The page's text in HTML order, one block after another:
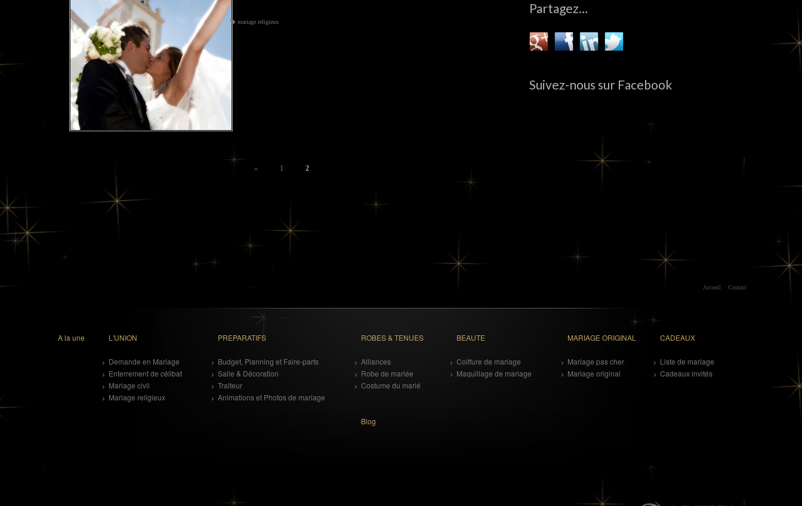
mariage religieux
« 1 2
Partagez…
Suivez-nous sur Facebook
Accueil Contact
A la une L'UNION
Demande en Mariage
Enterrement de célibat
Mariage civil
Mariage religieux
PREPARATIFS
Budget, Planning et Faire-parts
Salle & Décoration
Traiteur
Animations et Photos de mariage
ROBES & TENUES
Alliances
Robe de mariée
Costume du marié
BEAUTE
Coiffure de mariage
Maquillage de mariage
MARIAGE ORIGINAL
Mariage pas cher
Mariage original
CADEAUX
Liste de mariage
Cadeaux invités
Blog